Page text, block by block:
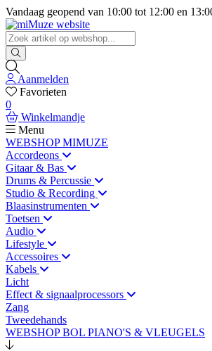
Vandaag geopend van 10:00 tot 12:00 en
Aanmelden
Favorieten
0
Winkelmandje
Menu
WEBSHOP MIMUZE
Accordeons
Gitaar & Bas
Drums & Percussie
Studio & Recording
Blaasinstrumenten
Toetsen
Audio
Lifestyle
Accessoires
Kabels
Licht
Effect & signaalprocessors
Zang
Tweedehands
WEBSHOP BOL PIANO'S & VLEUGELS